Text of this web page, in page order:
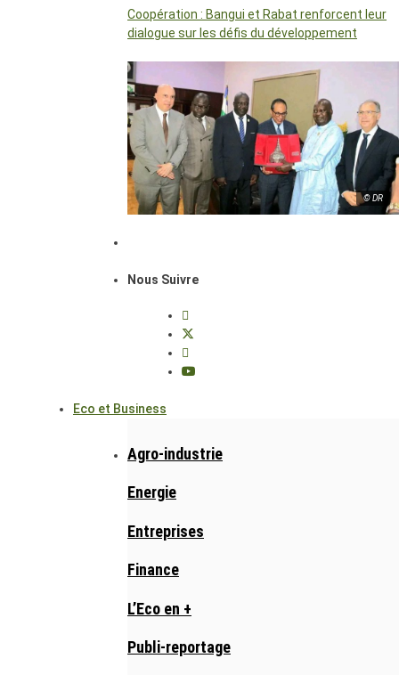
Coopération : Bangui et Rabat renforcent leur
dialogue sur les défis du développement
© DR
Nous Suivre
Eco et Business
Agro-industrie
Energie
Entreprises
Finance
L’Eco en +
Publi-reportage